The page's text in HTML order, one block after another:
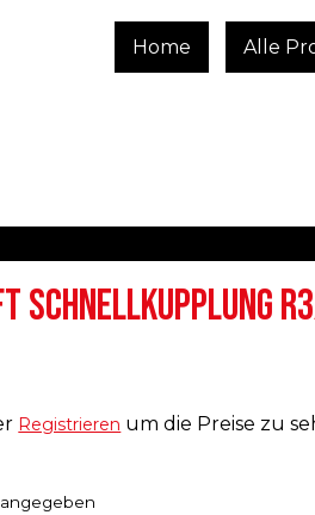
Home Alle
SCHNELLKUPPLUNG
Registrieren um die Preise zu